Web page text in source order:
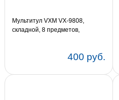
Мультитул VXM VX-9808,
складной, 8 предметов,
400 руб.